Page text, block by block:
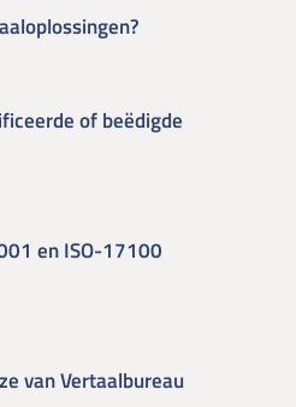
of beëdigde
en ISO-17100
van Vertaalbureau